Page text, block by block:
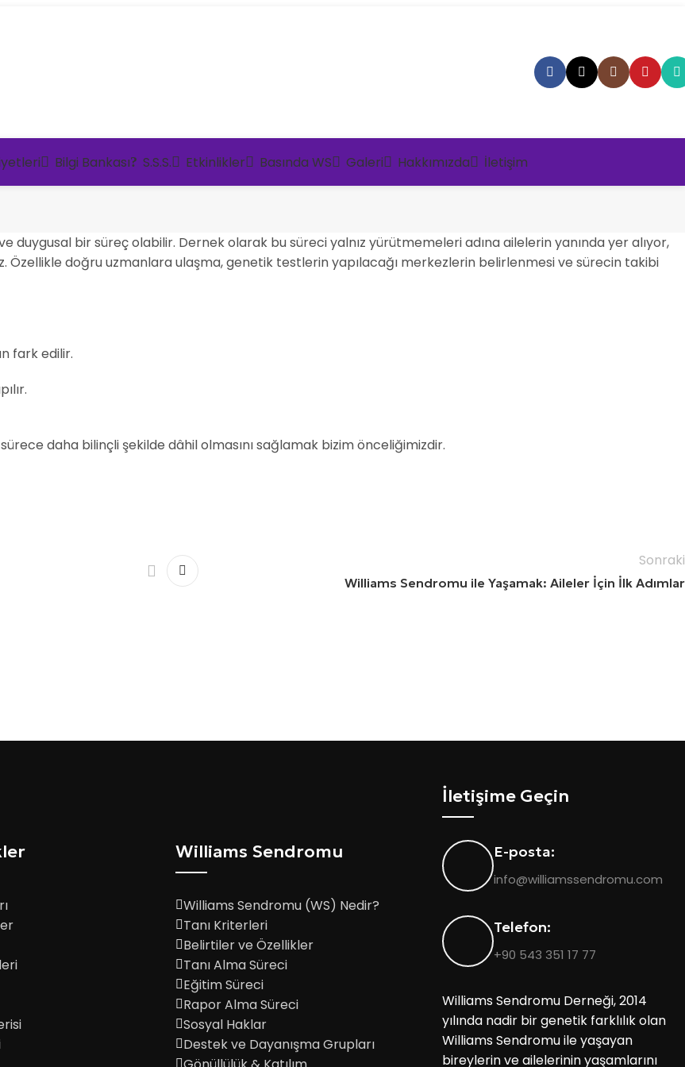
Bilgi Bankası S.S.S. Etkinlikler Basında WS Galeri Hakkımızda İletişim
duygusal bir süreç olabilir. Dernek olarak bu süreci yalnız yürütmemeleri adına ailelerin yanında yer alıyor,
Özellikle doğru uzmanlara ulaşma, genetik testlerin yapılacağı merkezlerin belirlenmesi ve sürecin takibi
fark edilir.
daha bilinçli şekilde dâhil olmasını sağlamak bizim önceliğimizdir.
Sonraki
Williams Sendromu ile Yaşamak: Aileler İçin İlk Adımlar
Williams Sendromu
Williams Sendromu (WS) Nedir?
Tanı Kriterleri
Belirtiler ve Özellikler
Tanı Alma Süreci
Eğitim Süreci
Rapor Alma Süreci
Sosyal Haklar
Destek ve Dayanışma Grupları
İletişime Geçin
E-posta:
info@williamssendromu.com
Telefon:
+90 543 351 17 77
Williams Sendromu Derneği, 2014
yılında nadir bir genetik farklılık olan
Williams Sendromu ile yaşayan
bireylerin ve ailelerinin yaşamlarını